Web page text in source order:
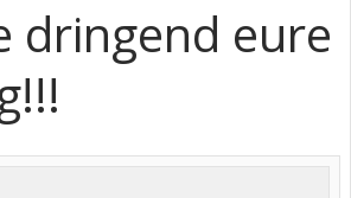
dringend eure